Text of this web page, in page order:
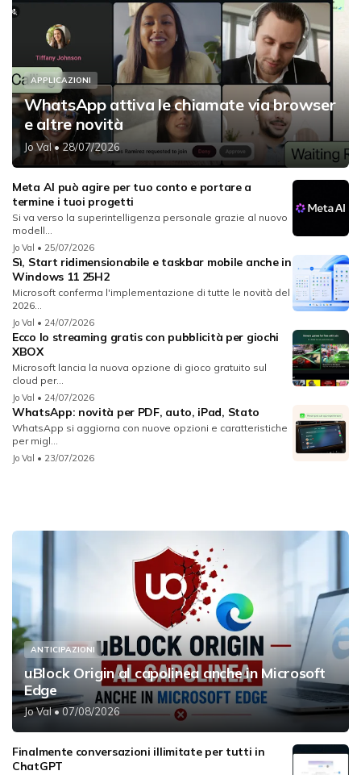
APPLICAZIONI
WhatsApp attiva le chiamate via browser
e altre novità
Jo Val• 28/07/2026
Meta AI può agire per tuo conto e portare a
termine i tuoi progetti
Si va verso la superintelligenza personale grazie al nuovo
modell...
Jo Val • 25/07/2026
Sì, Start ridimensionabile e taskbar mobile anche in
Windows 11 25H2
Microsoft conferma l'implementazione di tutte le novità del
2026...
Jo Val • 24/07/2026
Ecco lo streaming gratis con pubblicità per giochi
XBOX
Microsoft lancia la nuova opzione di gioco gratuito sul
cloud per...
Jo Val • 24/07/2026
WhatsApp: novità per PDF, auto, iPad, Stato
WhatsApp si aggiorna con nuove opzioni e caratteristiche
per migl...
Jo Val • 23/07/2026
ANTICIPAZIONI
uBlock Origin al capolinea anche in Microsoft
Edge
Jo Val• 07/08/2026
Finalmente conversazioni illimitate per tutti in
ChatGPT